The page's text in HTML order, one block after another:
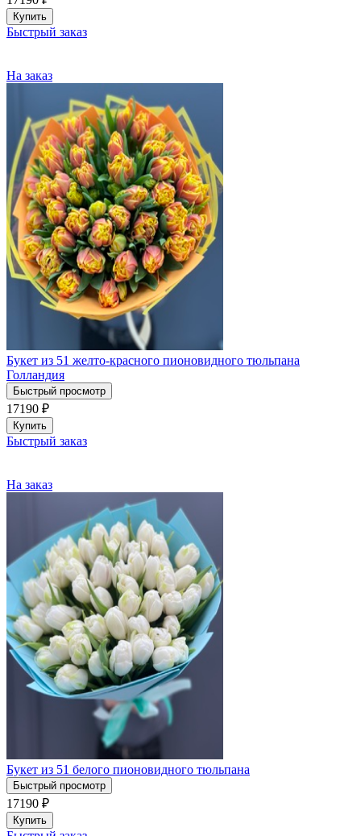
Купить
Быстрый заказ
На заказ
Букет из 51 желто-красного пионовидного тюльпана
Голландия
Быстрый просмотр
17190 ₽
Купить
Быстрый заказ
На заказ
Букет из 51 белого пионовидного тюльпана
Быстрый просмотр
17190 ₽
Купить